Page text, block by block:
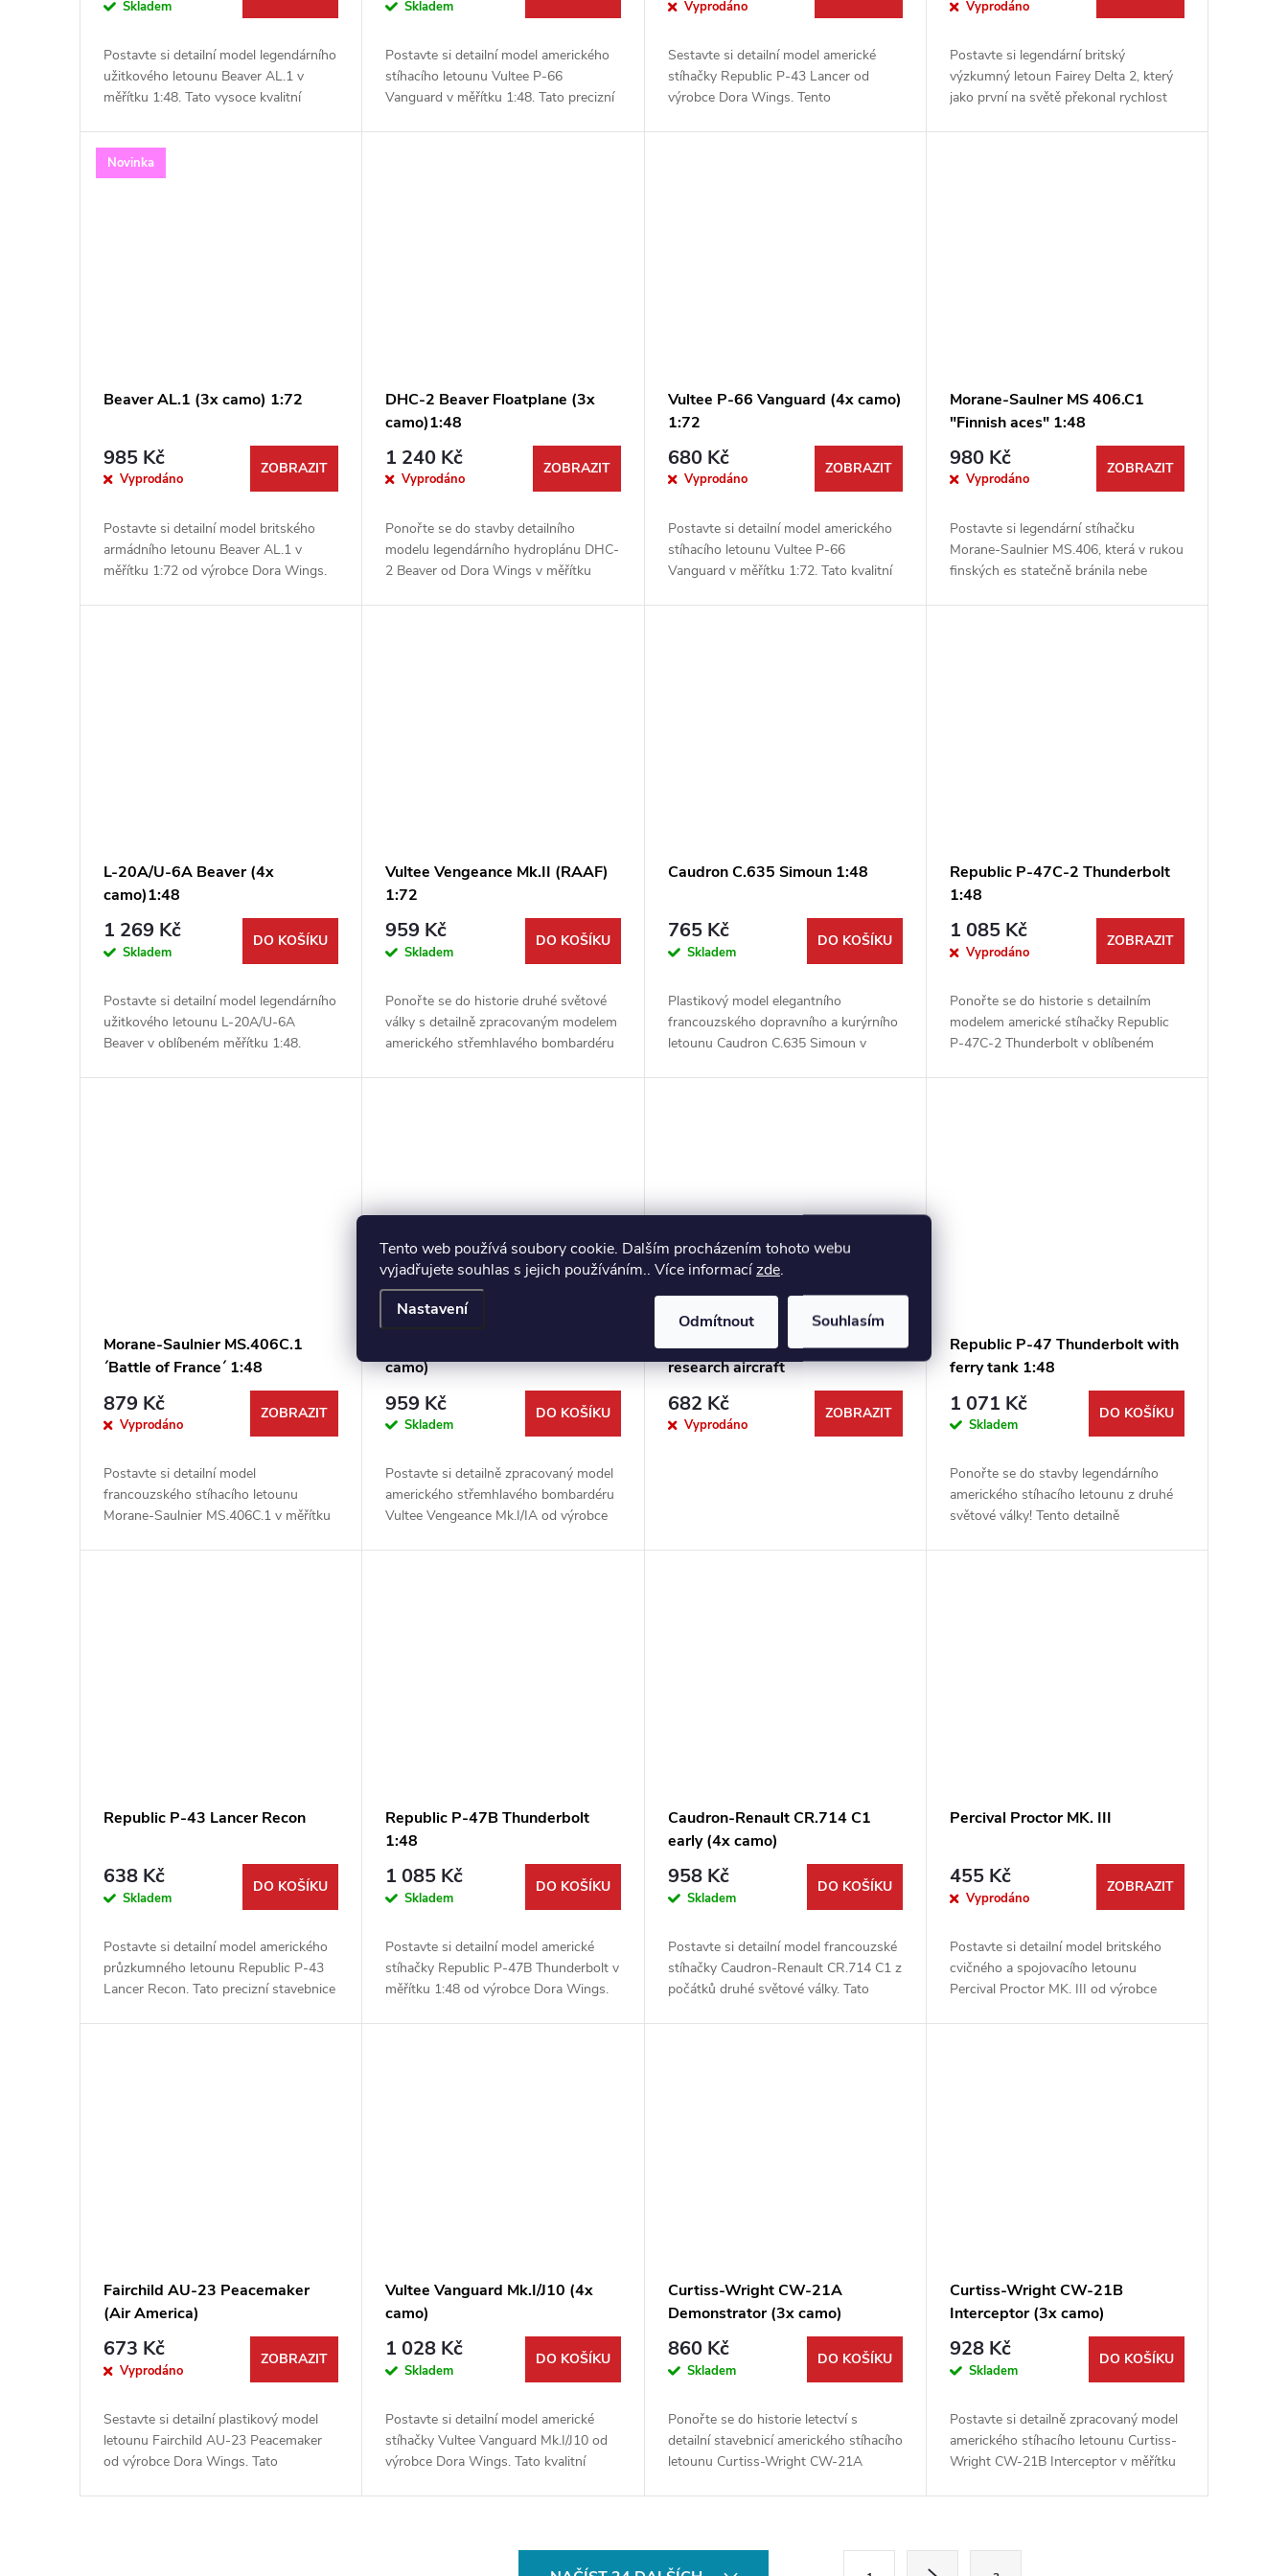
Tento web používá soubory cookie. Dalším procházením tohoto webu
vyjadřujete souhlas s jejich používáním.. Více informacízde.
Nastavení
Odmítnout Souhlasím
t
ů
k
Skladem
Postavte si detailní model legendárního
užitkového letounu Beaver AL.1 v
měřítku 1:48. Tato vysoce kvalitní
Skladem
Postavte si detailní model amerického
stíhacího letounu Vultee P-66
Vanguard v měřítku 1:48. Tato precizní
Vyprodáno
Sestavte si detailní model americké
stíhačky Republic P-43 Lancer od
výrobce Dora Wings. Tento
Vyprodáno
Postavte si legendární britský
výzkumný letoun Fairey Delta 2, který
jako první na světě překonal rychlost
Novinka
Beaver AL.1 (3x camo) 1:72
985 Kč
Vyprodáno
ZOBRAZIT
Postavte si detailní model britského
armádního letounu Beaver AL.1 v
měřítku 1:72 od výrobce Dora Wings.
DHC-2 Beaver Floatplane (3x
camo)1:48
1 240 Kč
Vyprodáno
ZOBRAZIT
Ponořte se do stavby detailního
modelu legendárního hydroplánu DHC-
2 Beaver od Dora Wings v měřítku
Vultee P-66 Vanguard (4x camo)
1:72
680 Kč
Vyprodáno
ZOBRAZIT
Postavte si detailní model amerického
stíhacího letounu Vultee P-66
Vanguard v měřítku 1:72. Tato kvalitní
Morane-Saulner MS 406.C1
"Finnish aces" 1:48
980 Kč
Vyprodáno
ZOBRAZIT
Postavte si legendární stíhačku
Morane-Saulnier MS.406, která v rukou
finských es statečně bránila nebe
L-20A/U-6A Beaver (4x
camo)1:48
1 269 Kč
Skladem
DO KOŠÍKU
Postavte si detailní model legendárního
užitkového letounu L-20A/U-6A
Beaver v oblíbeném měřítku 1:48.
Vultee Vengeance Mk.II (RAAF)
1:72
959 Kč
Skladem
DO KOŠÍKU
Ponořte se do historie druhé světové
války s detailně zpracovaným modelem
amerického střemhlavého bombardéru
Caudron C.635 Simoun 1:48
765 Kč
Skladem
DO KOŠÍKU
Plastikový model elegantního
francouzského dopravního a kurýrního
letounu Caudron C.635 Simoun v
Republic P-47C-2 Thunderbolt
1:48
1 085 Kč
Vyprodáno
ZOBRAZIT
Ponořte se do historie s detailním
modelem americké stíhačky Republic
P-47C-2 Thunderbolt v oblíbeném
Morane-Saulnier MS.406C.1
´Battle of France´ 1:48
879 Kč
Vyprodáno
ZOBRAZIT
Postavte si detailní model
francouzského stíhacího letounu
Morane-Saulnier MS.406C.1 v měřítku
camo)
959 Kč
Skladem
DO KOŠÍKU
Postavte si detailně zpracovaný model
amerického střemhlavého bombardéru
Vultee Vengeance Mk.I/IA od výrobce
Fairey Delta 2 British supersonic
research aircraft
682 Kč
Vyprodáno
ZOBRAZIT
Republic P-47 Thunderbolt with
ferry tank 1:48
1 071 Kč
Skladem
DO KOŠÍKU
Ponořte se do stavby legendárního
amerického stíhacího letounu z druhé
světové války! Tento detailně
Republic P-43 Lancer Recon
638 Kč
Skladem
DO KOŠÍKU
Postavte si detailní model amerického
průzkumného letounu Republic P-43
Lancer Recon. Tato precizní stavebnice
Republic P-47B Thunderbolt
1:48
1 085 Kč
Skladem
DO KOŠÍKU
Postavte si detailní model americké
stíhačky Republic P-47B Thunderbolt v
měřítku 1:48 od výrobce Dora Wings.
Caudron-Renault CR.714 C1
early (4x camo)
958 Kč
Skladem
DO KOŠÍKU
Postavte si detailní model francouzské
stíhačky Caudron-Renault CR.714 C1 z
počátků druhé světové války. Tato
Percival Proctor MK. III
455 Kč
Vyprodáno
ZOBRAZIT
Postavte si detailní model britského
cvičného a spojovacího letounu
Percival Proctor MK. III od výrobce
Fairchild AU-23 Peacemaker
(Air America)
673 Kč
Vyprodáno
ZOBRAZIT
Sestavte si detailní plastikový model
letounu Fairchild AU-23 Peacemaker
od výrobce Dora Wings. Tato
Vultee Vanguard Mk.I/J10 (4x
camo)
1 028 Kč
Skladem
DO KOŠÍKU
Postavte si detailní model americké
stíhačky Vultee Vanguard Mk.I/J10 od
výrobce Dora Wings. Tato kvalitní
Curtiss-Wright CW-21A
Demonstrator (3x camo)
860 Kč
Skladem
DO KOŠÍKU
Ponořte se do historie letectví s
detailní stavebnicí amerického stíhacího
letounu Curtiss-Wright CW-21A
Curtiss-Wright CW-21B
Interceptor (3x camo)
928 Kč
Skladem
DO KOŠÍKU
Postavte si detailně zpracovaný model
amerického stíhacího letounu Curtiss-
Wright CW-21B Interceptor v měřítku